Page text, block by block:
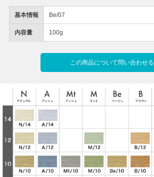
基本情報 Be/07
内容量 100g
この商品について問い合わせる